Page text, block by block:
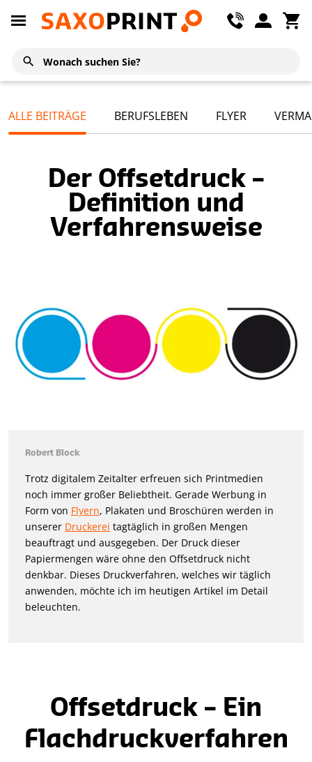
ALLE BEITRÄGE BERUFSLEBEN FLYER
Der Offsetdruck –
Definition und
Verfahrensweise
Robert Block
Trotz digitalem Zeitalter erfreuen sich Printmedien
noch immer großer Beliebtheit. Gerade Werbung in
Form von Flyern, Plakaten und Broschüren werden in
unserer Druckerei tagtäglich in großen Mengen
beauftragt und ausgegeben. Der Druck dieser
Papiermengen wäre ohne den Offsetdruck nicht
denkbar. Dieses Druckverfahren, welches wir täglich
anwenden, möchte ich im heutigen Artikel im Detail
beleuchten.
Offsetdruck – Ein
Flachdruckverfahren